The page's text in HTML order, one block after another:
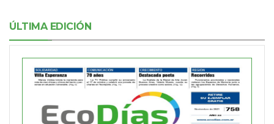
ÚLTIMA EDICIÓN